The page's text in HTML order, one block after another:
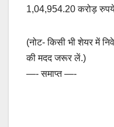
1,04,954.20 करोड़ रुपये
(नोट- किसी भी शेयर में
की मदद जरूर लें.)
—- समाप्त —-